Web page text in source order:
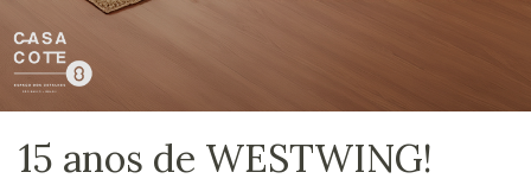
15 anos de WESTWING!